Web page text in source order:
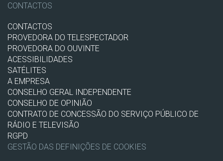
CONTACTOS
CONTACTOS
PROVEDORA DO TELESPECTADOR
PROVEDORA DO OUVINTE
ACESSIBILIDADES
SATÉLITES
A EMPRESA
CONSELHO GERAL INDEPENDENTE
CONSELHO DE OPINIÃO
CONTRATO DE CONCESSÃO DO SERVIÇO PÚBLICO DE
RÁDIO E TELEVISÃO
RGPD
GESTÃO DAS DEFINIÇÕES DE COOKIES